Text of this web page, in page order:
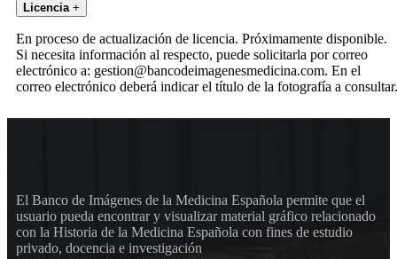
Licencia +
En proceso de actualización de licencia. Próximamente disponible.
Si necesita información al respecto, puede solicitarla por correo
electrónico a: gestion@bancodeimagenesmedicina.com. En el
correo electrónico deberá indicar el título de la fotografía a consultar.
El Banco de Imágenes de la Medicina Española permite que el
usuario pueda encontrar y visualizar material gráfico relacionado
con la Historia de la Medicina Española con fines de estudio
privado, docencia e investigación